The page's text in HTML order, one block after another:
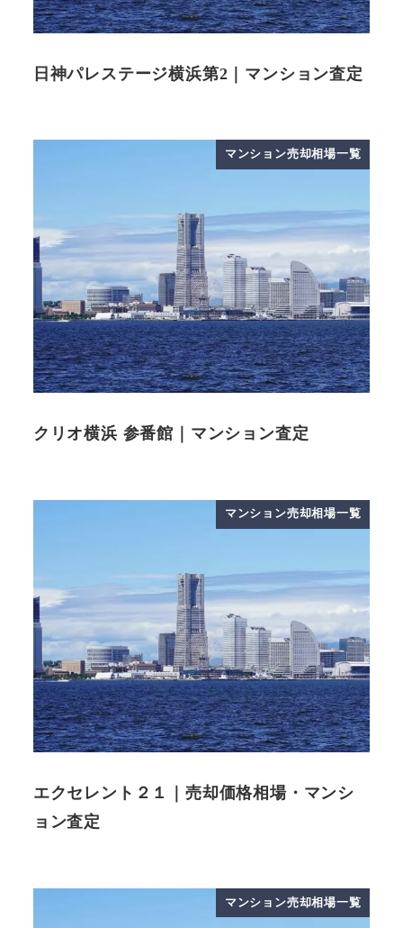
日神パレステージ横浜第2｜マンション査定
マンション売却相場一覧
クリオ横浜 参番館｜マンション査定
マンション売却相場一覧
エクセレント２１｜売却価格相場・マンシ
ョン査定
マンション売却相場一覧